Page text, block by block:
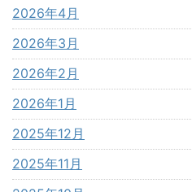
2026年4月
2026年3月
2026年2月
2026年1月
2025年12月
2025年11月